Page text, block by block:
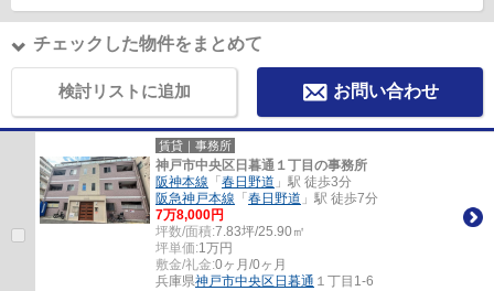
チェックした物件をまとめて
検討リストに追加 お問い合わせ
賃貸｜事務所
神戸市中央区日暮通１丁目の事務所
阪神本線 「 春日野道 」駅 徒歩3分
阪急神戸本線 「 春日野道 」駅 徒歩7分
7万8,000円
坪数/面積:7.83坪/25.90㎡
坪単価:1万円
敷金/礼金:0ヶ月/0ヶ月
兵庫県神戸市中央区 日暮通 １丁目1-6